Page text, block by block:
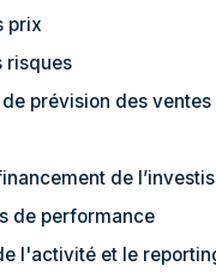
prix
risques
prévision des ventes
de
de performance
l'activité et le